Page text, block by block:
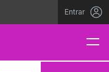
Entrar